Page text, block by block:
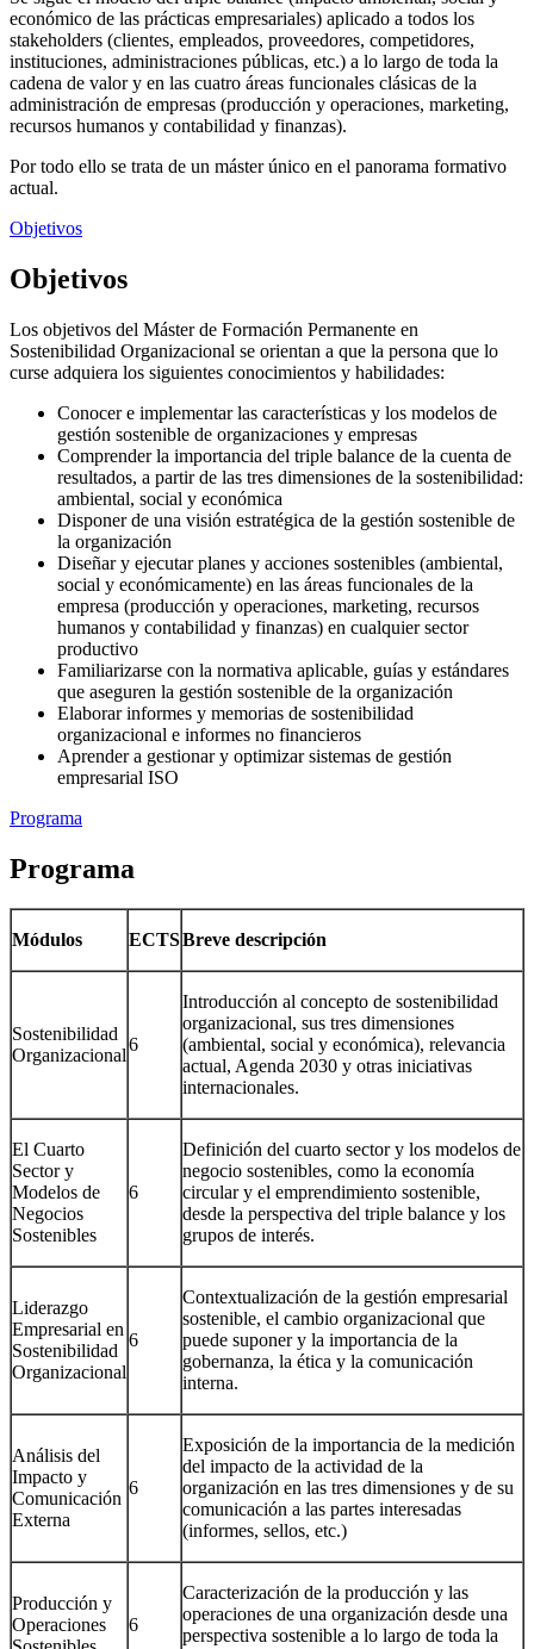
económico de las prácticas empresariales) aplicado a todos los
stakeholders (clientes, empleados, proveedores, competidores,
instituciones, administraciones públicas, etc.) a lo largo de toda la
cadena de valor y en las cuatro áreas funcionales clásicas de la
administración de empresas (producción y operaciones, marketing,
recursos humanos y contabilidad y finanzas).
Por todo ello se trata de un máster único en el panorama formativo
actual.
Objetivos
Objetivos
Los objetivos del Máster de Formación Permanente en
Sostenibilidad Organizacional se orientan a que la persona que lo
curse adquiera los siguientes conocimientos y habilidades:
Conocer e implementar las características y los modelos de
gestión sostenible de organizaciones y empresas
Comprender la importancia del triple balance de la cuenta de
resultados, a partir de las tres dimensiones de la sostenibilidad:
ambiental, social y económica
Disponer de una visión estratégica de la gestión sostenible de
la organización
Diseñar y ejecutar planes y acciones sostenibles (ambiental,
social y económicamente) en las áreas funcionales de la
empresa (producción y operaciones, marketing, recursos
humanos y contabilidad y finanzas) en cualquier sector
productivo
Familiarizarse con la normativa aplicable, guías y estándares
que aseguren la gestión sostenible de la organización
Elaborar informes y memorias de sostenibilidad
organizacional e informes no financieros
Aprender a gestionar y optimizar sistemas de gestión
empresarial ISO
Programa
Programa
Módulos ECTSBreve descripción
Sostenibilidad
Organizacional
6
Introducción al concepto de sostenibilidad
organizacional, sus tres dimensiones
(ambiental, social y económica), relevancia
actual, Agenda 2030 y otras iniciativas
internacionales.
El Cuarto
Sector y
Modelos de
Negocios
Sostenibles
6
Definición del cuarto sector y los modelos de
negocio sostenibles, como la economía
circular y el emprendimiento sostenible,
desde la perspectiva del triple balance y los
grupos de interés.
Liderazgo
Empresarial en
Sostenibilidad
Organizacional
6
Contextualización de la gestión empresarial
sostenible, el cambio organizacional que
puede suponer y la importancia de la
gobernanza, la ética y la comunicación
interna.
Análisis del
Impacto y
Comunicación
Externa
6
Exposición de la importancia de la medición
del impacto de la actividad de la
organización en las tres dimensiones y de su
comunicación a las partes interesadas
(informes, sellos, etc.)
Producción y
Operaciones
6
Caracterización de la producción y las
operaciones de una organización desde una
perspectiva sostenible a lo largo de toda la